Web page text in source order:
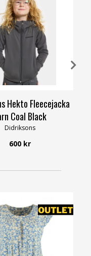
Hekto Fleecejacka
Coal Black
Didriksons
600 kr